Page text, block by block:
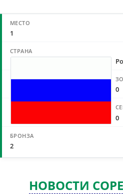
1
0
0
2
НОВОСТИ